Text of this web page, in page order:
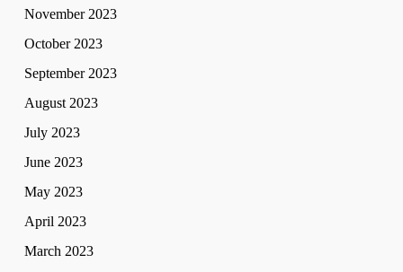
November 2023
October 2023
September 2023
August 2023
July 2023
June 2023
May 2023
April 2023
March 2023